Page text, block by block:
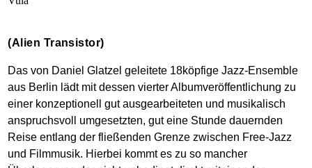
(Alien Transistor)
Das von Daniel Glatzel geleitete 18köpfige Jazz-Ensemble
aus Berlin lädt mit dessen vierter Albumveröffentlichung zu
einer konzeptionell gut ausgearbeiteten und musikalisch
anspruchsvoll umgesetzten, gut eine Stunde dauernden
Reise entlang der fließenden Grenze zwischen Free-Jazz
und Filmmusik. Hierbei kommt es zu so mancher